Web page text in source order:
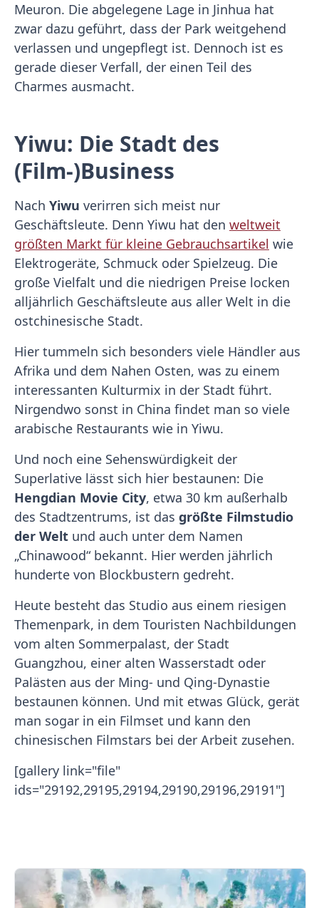
Meuron. Die abgelegene Lage in Jinhua hat
zwar dazu geführt, dass der Park weitgehend
verlassen und ungepflegt ist. Dennoch ist es
gerade dieser Verfall, der einen Teil des
Charmes ausmacht.
Yiwu: Die Stadt des
(Film-)Business
Nach Yiwu verirren sich meist nur
Geschäftsleute. Denn Yiwu hat den weltweit
größten Markt für kleine Gebrauchsartikel wie
Elektrogeräte, Schmuck oder Spielzeug. Die
große Vielfalt und die niedrigen Preise locken
alljährlich Geschäftsleute aus aller Welt in die
ostchinesische Stadt.
Hier tummeln sich besonders viele Händler aus
Afrika und dem Nahen Osten, was zu einem
interessanten Kulturmix in der Stadt führt.
Nirgendwo sonst in China findet man so viele
arabische Restaurants wie in Yiwu.
Und noch eine Sehenswürdigkeit der
Superlative lässt sich hier bestaunen: Die
Hengdian Movie City, etwa 30 km außerhalb
des Stadtzentrums, ist das größte Filmstudio
der Welt und auch unter dem Namen
„Chinawood“ bekannt. Hier werden jährlich
hunderte von Blockbustern gedreht.
Heute besteht das Studio aus einem riesigen
Themenpark, in dem Touristen Nachbildungen
vom alten Sommerpalast, der Stadt
Guangzhou, einer alten Wasserstadt oder
Palästen aus der Ming- und Qing-Dynastie
bestaunen können. Und mit etwas Glück, gerät
man sogar in ein Filmset und kann den
chinesischen Filmstars bei der Arbeit zusehen.
[gallery link="file"
ids="29192,29195,29194,29190,29196,29191"]